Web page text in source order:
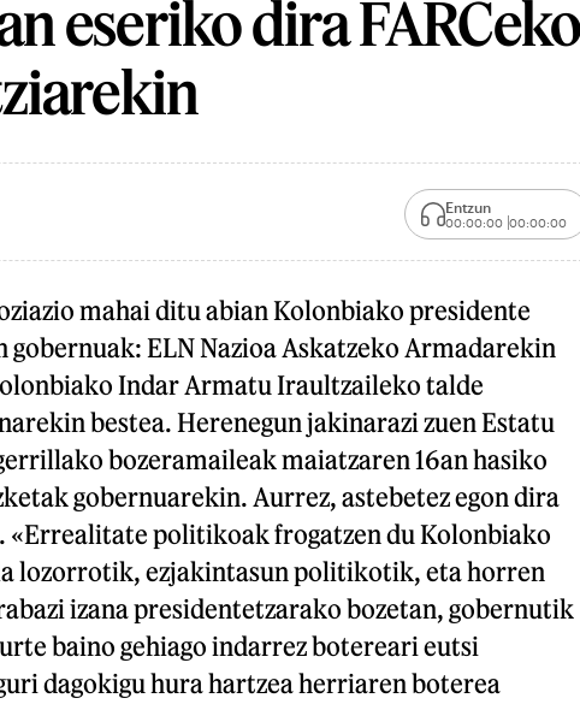
eseriko dira
Entzun
00:00:00 00:00:00
mahai ditu abian Kolonbiako presidente
gobernuak: ELN Nazioa Askatzeko Armadarekin
Indar Armatu Iraultzaileko talde
bestea. Herenegun jakinarazi zuen Estatu
bozeramaileak maiatzaren 16an hasiko
gobernuarekin. Aurrez, astebetez egon dira
«Errealitate politikoak frogatzen du Kolonbiako
lozorrotik, ezjakintasun politikotik, eta horren
izana presidentetzarako bozetan, gobernutik
baino gehiago indarrez botereari eutsi
dagokigu hura hartzea herriaren boterea